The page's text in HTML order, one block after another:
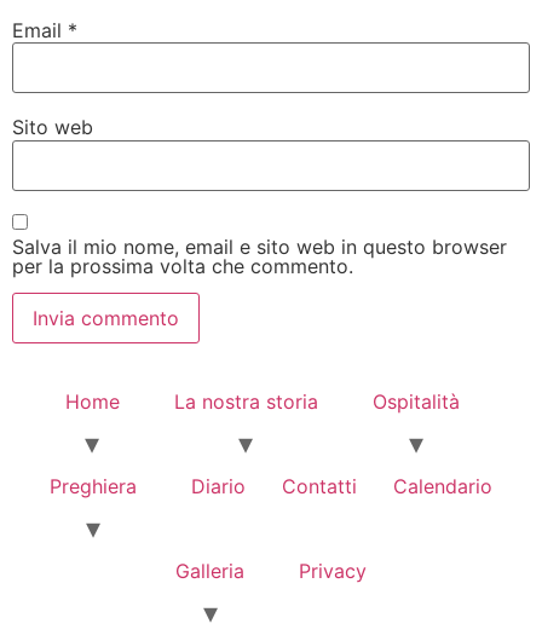
Email *
Sito web
Salva il mio nome, email e sito web in questo browser
per la prossima volta che commento.
Home La nostra storia Ospitalità
Preghiera Diario Contatti Calendario
Galleria Privacy